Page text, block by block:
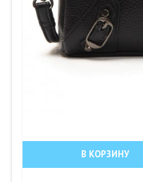
В КОРЗИНУ